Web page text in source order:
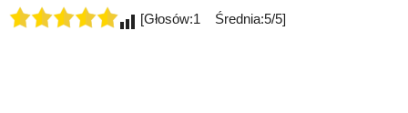
[Głosów:1 Średnia:5/5]